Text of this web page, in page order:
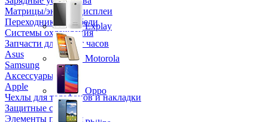
Матрицы/экраны/дисплеи
Переходники и кабели
Системы охлаждения
Запчасти для смарт часов
Asus
Samsung
Аксессуары
Apple
Чехлы для телефонов и накладки
Защитные стекла
Элементы питания
Explay
Motorola
Oppo